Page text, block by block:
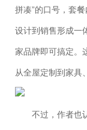
拼凑”的口号，套
设计到销售形成一
家品牌即可搞定。
从全屋定制到家具
不过，作者也